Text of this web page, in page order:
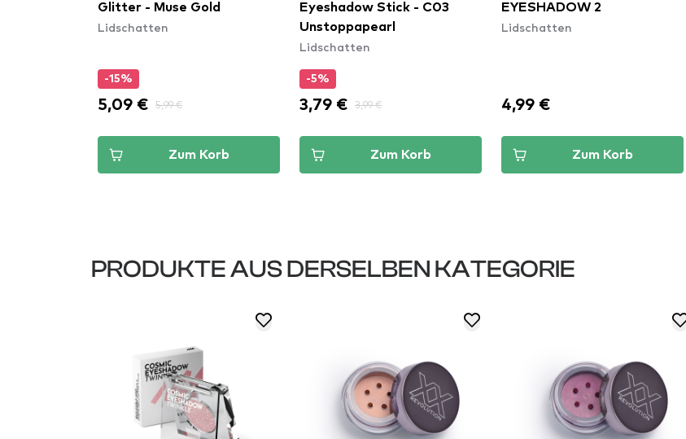
Glitter - Muse Gold
Lidschatten
-15%
5,09 € 5,99 €
Zum Korb
Eyeshadow Stick - C03
Unstoppapearl
Lidschatten
-5%
3,79 € 3,99 €
Zum Korb
EYESHADOW 2
Lidschatten
4,99 €
Zum Korb
PRODUKTE AUS DERSELBEN KATEGORIE